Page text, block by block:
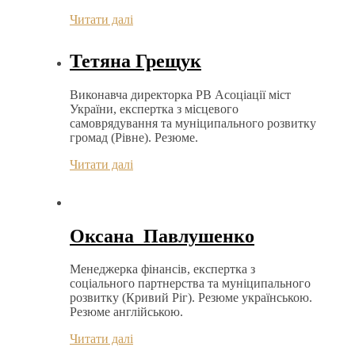
Читати далі
Тетяна Грещук
Виконавча директорка РВ Асоціації міст
України, експертка з місцевого
самоврядування та муніципального розвитку
громад (Рівне). Резюме.
Читати далі
Оксана Павлушенко
Менеджерка фінансів, експертка з
соціального партнерства та муніципального
розвитку (Кривий Ріг). Резюме українською.
Резюме англійською.
Читати далі